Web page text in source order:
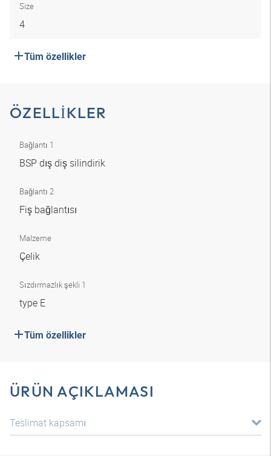
Size
4
Tüm özellikler
ÖZELLIKLER
Bağlantı 1
BSP dış diş silindirik
Bağlantı 2
Fiş bağlantısı
Malzeme
Çelik
Sızdırmazlık şekli 1
type E
Tüm özellikler
ÜRÜN AÇIKLAMASI
Teslimat kapsamı